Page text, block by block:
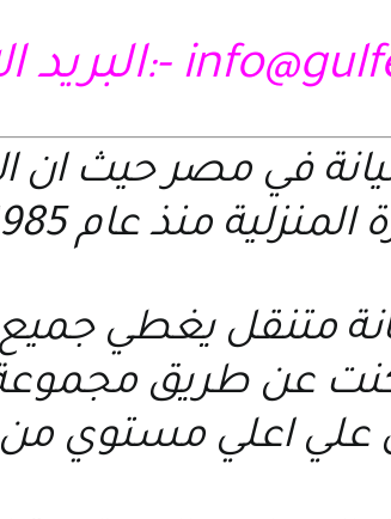
-:البريد
في مصر حيث
منذ عام 1985 م
متنقل يغطي جميع
كنت عن طريق
علي اعلي مستوي